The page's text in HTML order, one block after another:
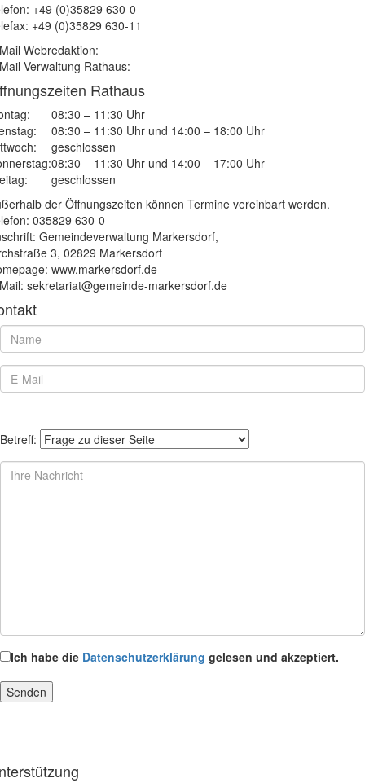
+49 (0)35829 630-0
+49 (0)35829 630-11
Webredaktion:
Verwaltung Rathaus:
Rathaus
08:30 – 11:30 Uhr
08:30 – 11:30 Uhr und 14:00 – 18:00 Uhr
geschlossen
08:30 – 11:30 Uhr und 14:00 – 17:00 Uhr
geschlossen
der Öffnungszeiten können Termine vereinbart werden.
035829 630-0
Gemeindeverwaltung Markersdorf,
3, 02829 Markersdorf
www.markersdorf.de
sekretariat@gemeinde-markersdorf.de
Betreff:
Ich habe die Datenschutzerklärung gelesen und akzeptiert.